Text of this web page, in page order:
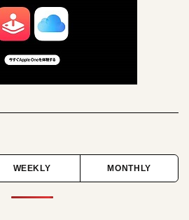
WEEKLY MONTHLY